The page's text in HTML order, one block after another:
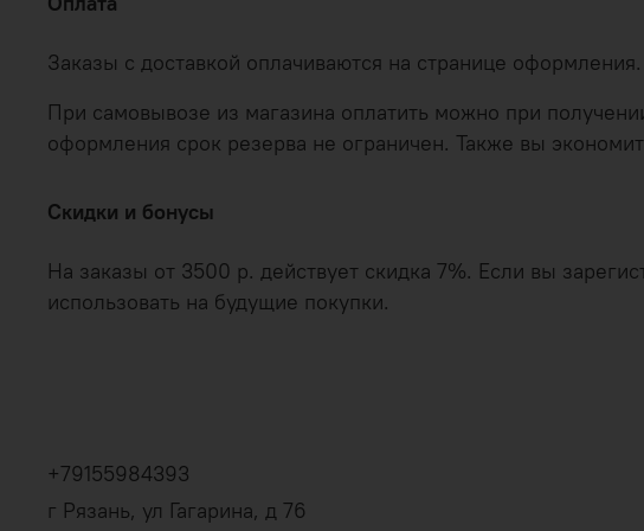
Заказы с доставкой оплачиваются на странице
При самовывозе из магазина оплатить можно при
оформления срок резерва не ограничен. Также вы
Скидки и бонусы
На заказы от 3500 р. действует скидка 7%. Если вы
использовать на будущие покупки.
+79155984393
г Рязань, ул Гагарина, д 76